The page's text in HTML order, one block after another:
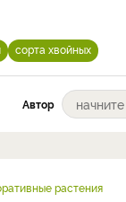
сорта хвойных
Автор
растения